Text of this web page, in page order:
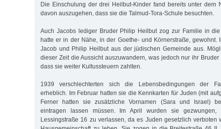
Die Einschulung der drei Heilbut-Kinder fand bereits unter dem
davon auszugehen, dass sie die Talmud-Tora-Schule besuchten.
Auch Jacobs lediger Bruder Philip Heilbut zog zur Familie in die
hatte er in der Nähe, in der Goethe- und Körnerstraße, gewohnt.
Jacob und Philip Heilbut aus der jüdischen Gemeinde aus.
dieser Zeit die Aussicht auszuwandern, was jedoch nur ihr Bruder
dass sie weiter Kultussteuern zahlten.
1939 verschlechterten sich die Lebensbedingungen der
erheblich. Im Februar hatten sie die Kennkarten für Juden (mit
Ferner hatten sie zusätzliche Vornamen (Sara und Israel)
eintragen lassen müssen. Im April wurden sie
Lessingstraße 16 zu verlassen, da es Juden gesetzlich verboten